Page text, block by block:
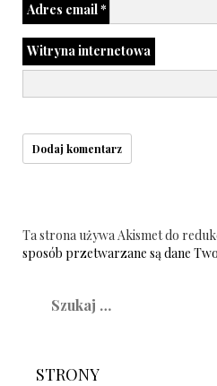
Adres email*
Witryna internetowa
Ta strona używa Akismet do
sposób przetwarzane są dane
STRONY